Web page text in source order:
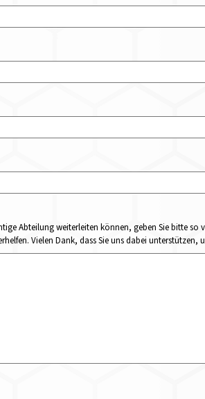
Abteilung weiterleiten können, geben Sie bitte
Vielen Dank, dass Sie uns dabei unterstützen,